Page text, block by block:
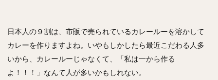
日本人の９割は、市販で売られているカレールーを溶かして
カレーを作りますよね。いやもしかしたら最近こだわる人多
いから、カレールーじゃなくて、「私は一から作る
よ！！！」なんて人が多いかもしれない。